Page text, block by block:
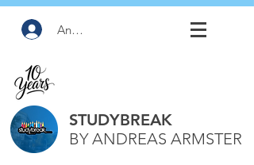
Anmelden
STUDYBREAK
BY ANDREAS ARMSTER